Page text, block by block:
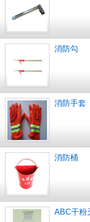
消防勾
消防手套
消防桶
ABC干粉